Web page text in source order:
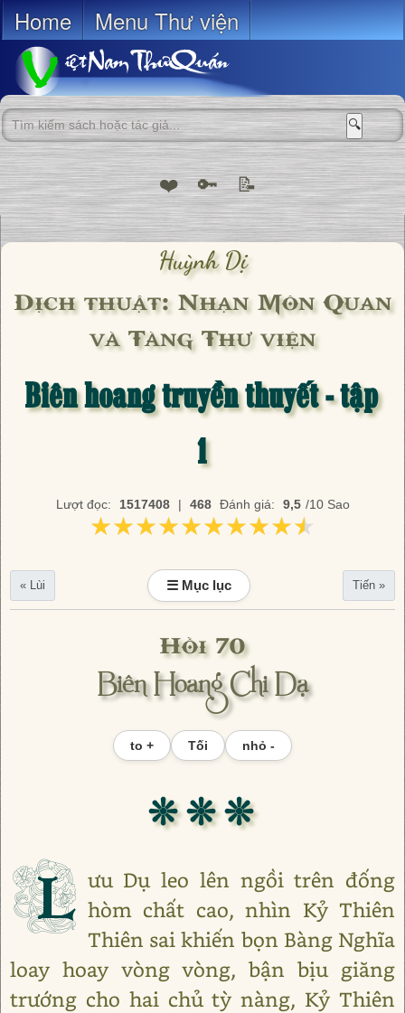
Home Menu Thư viện
🔍
❤️ 🔑 📝
Huỳnh Dị
Dịch thuật: Nhạn Môn Quan
và Tàng Thư viện
Biên hoang truyền thuyết - tập
1
Lượt đọc: 1517408 | 468 Đánh giá: 9,5 /10 Sao
★★★★★★★★★★
★★★★★★★★★★
« Lùi ☰ Mục lục Tiến »
Hồi 70
Biên Hoang Chi Dạ
to + Tối nhỏ -
❊ ❊ ❊
L ưu Dụ leo lên ngồi trên đống
hòm chất cao, nhìn Kỷ Thiên
Thiên sai khiến bọn Bàng Nghĩa
loay hoay vòng vòng, bận bịu giăng
trướng cho hai chủ tỳ nàng, Kỷ Thiên